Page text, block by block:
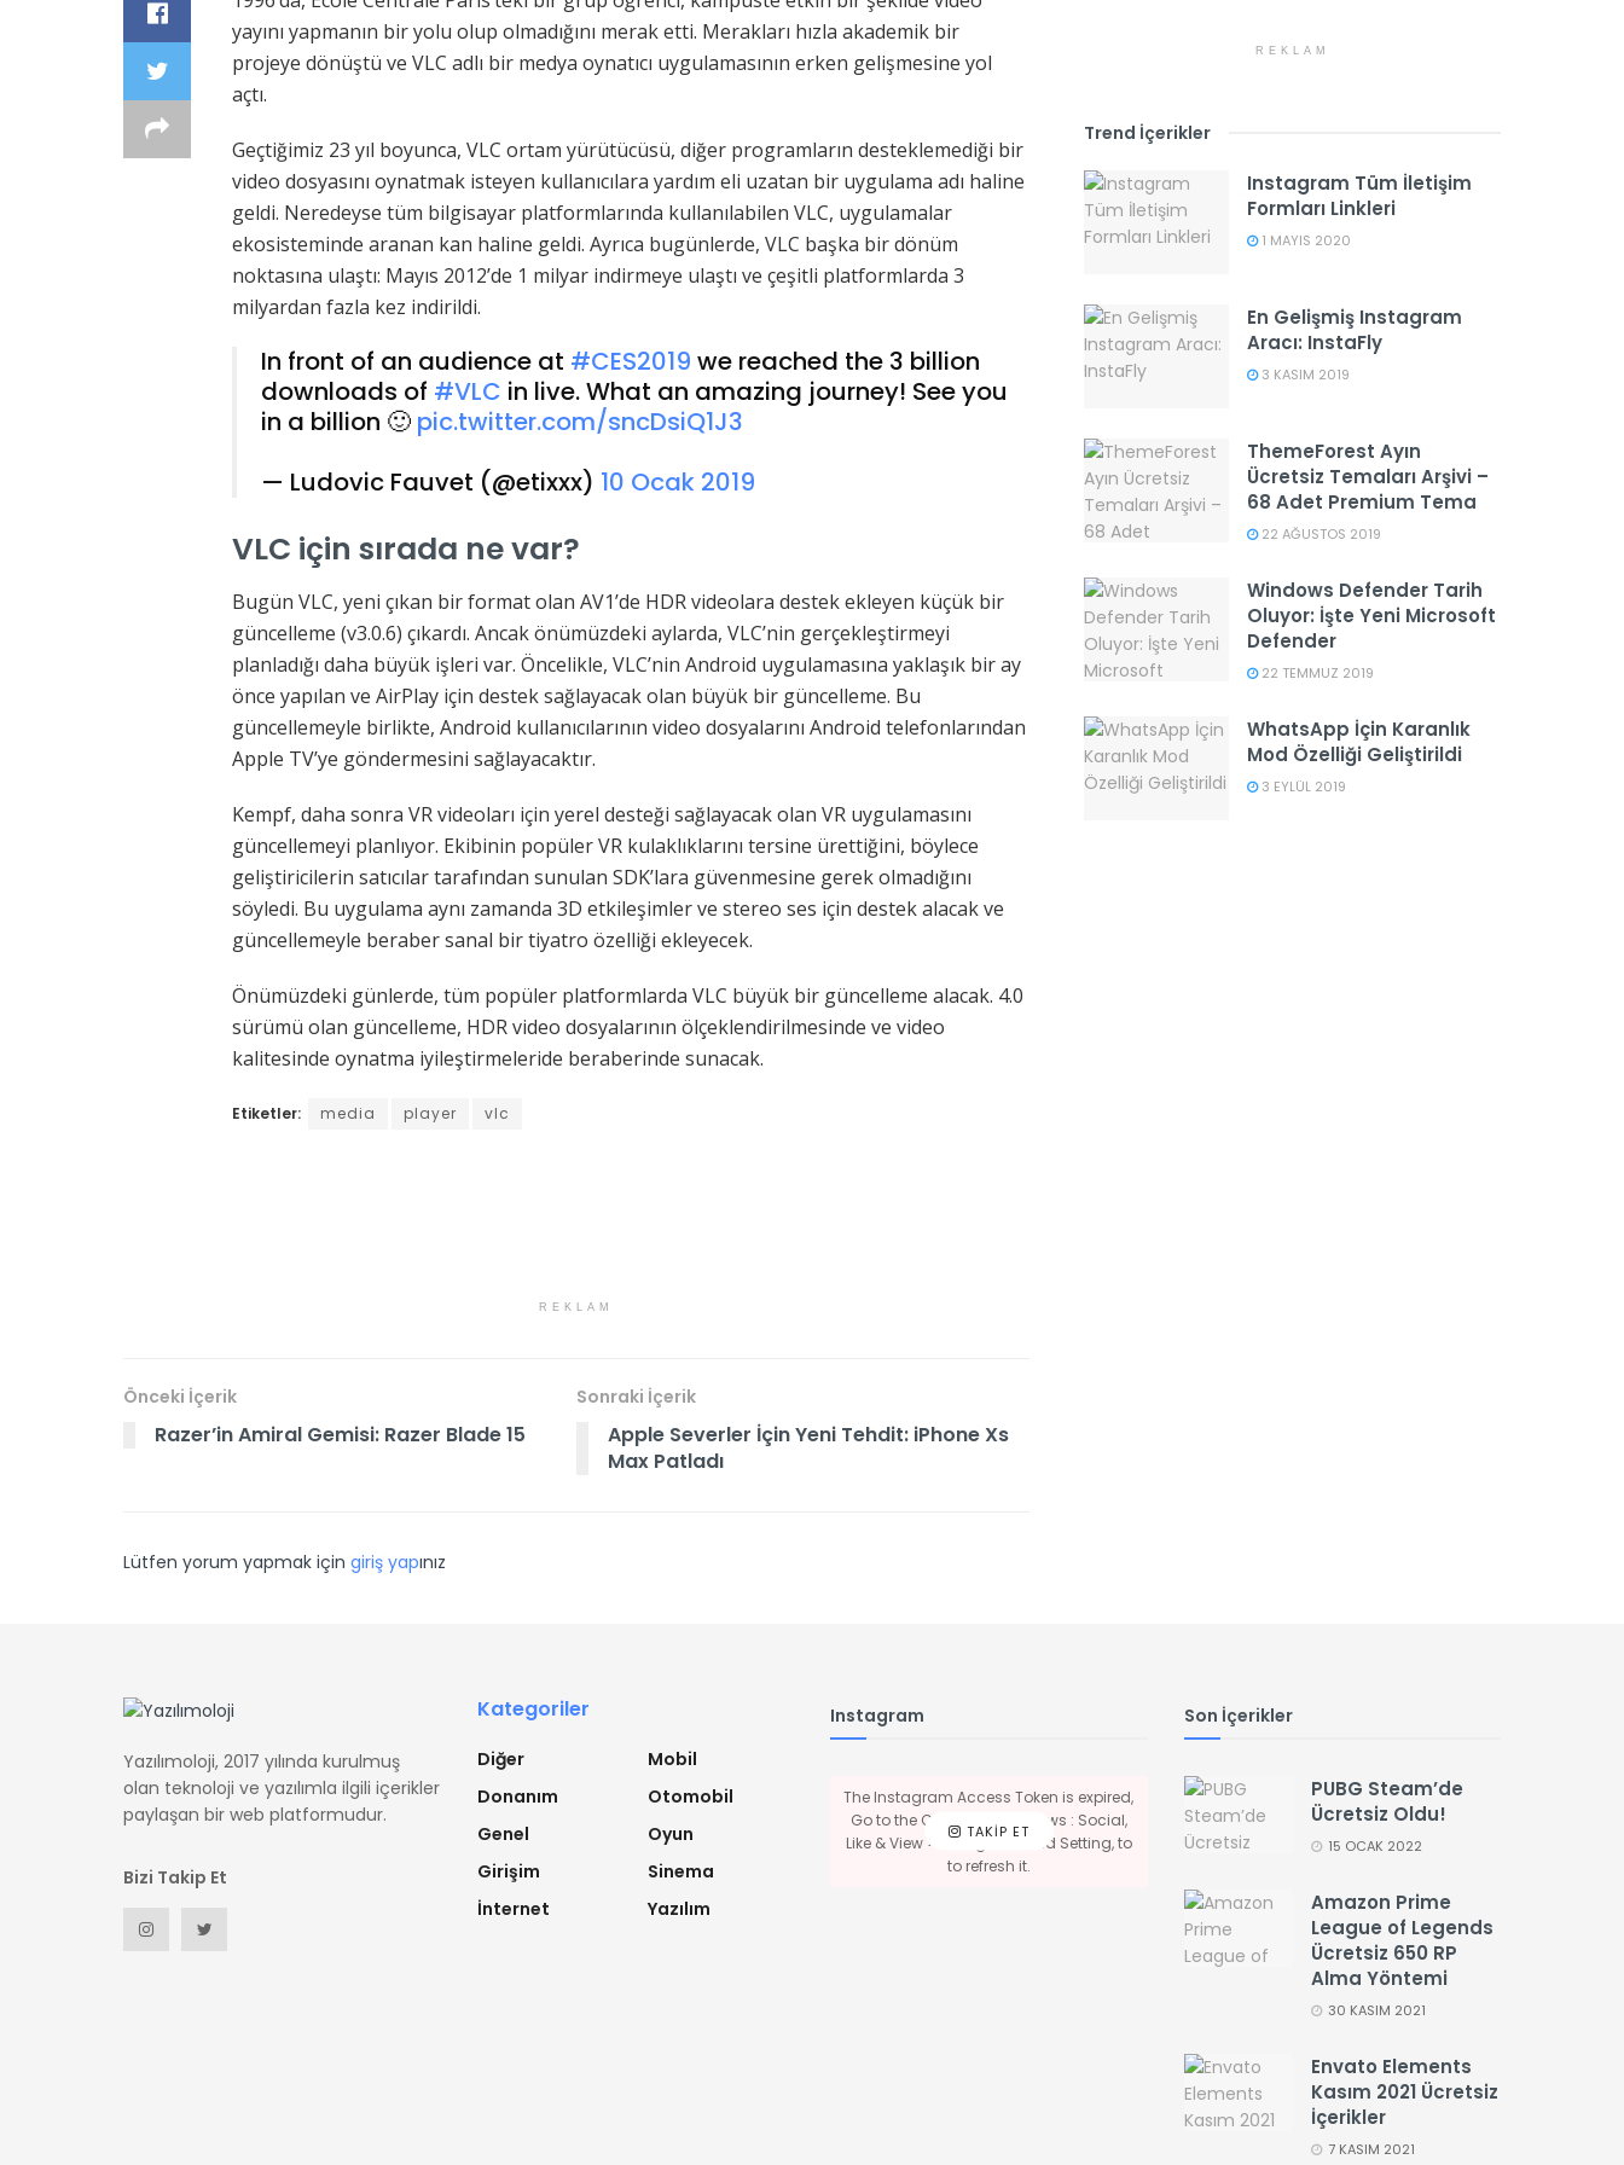
yayını yapmanın bir yolu olup olmadığını merak etti. Merakları hızla akademik bir
projeye dönüştü ve VLC adlı bir medya oynatıcı uygulamasının erken gelişmesine yol
açtı.
Geçtiğimiz 23 yıl boyunca, VLC ortam yürütücüsü, diğer programların desteklemediği bir
video dosyasını oynatmak isteyen kullanıcılara yardım eli uzatan bir uygulama adı haline
geldi. Neredeyse tüm bilgisayar platformlarında kullanılabilen VLC, uygulamalar
ekosisteminde aranan kan haline geldi. Ayrıca bugünlerde, VLC başka bir dönüm
noktasına ulaştı: Mayıs 2012’de 1 milyar indirmeye ulaştı ve çeşitli platformlarda 3
milyardan fazla kez indirildi.
In front of an audience at #CES2019 we reached the 3 billion
downloads of #VLC in live. What an amazing journey! See you
in a billion 🙂 pic.twitter.com/sncDsiQ1J3
— Ludovic Fauvet (@etixxx) 10 Ocak 2019
VLC için sırada ne var?
Bugün VLC, yeni çıkan bir format olan AV1’de HDR videolara destek ekleyen küçük bir
güncelleme (v3.0.6) çıkardı. Ancak önümüzdeki aylarda, VLC’nin gerçekleştirmeyi
planladığı daha büyük işleri var. Öncelikle, VLC’nin Android uygulamasına yaklaşık bir ay
önce yapılan ve AirPlay için destek sağlayacak olan büyük bir güncelleme. Bu
güncellemeyle birlikte, Android kullanıcılarının video dosyalarını Android telefonlarından
Apple TV’ye göndermesini sağlayacaktır.
Kempf, daha sonra VR videoları için yerel desteği sağlayacak olan VR uygulamasını
güncellemeyi planlıyor. Ekibinin popüler VR kulaklıklarını tersine ürettiğini, böylece
geliştiricilerin satıcılar tarafından sunulan SDK’lara güvenmesine gerek olmadığını
söyledi. Bu uygulama aynı zamanda 3D etkileşimler ve stereo ses için destek alacak ve
güncellemeyle beraber sanal bir tiyatro özelliği ekleyecek.
Önümüzdeki günlerde, tüm popüler platformlarda VLC büyük bir güncelleme alacak. 4.0
sürümü olan güncelleme, HDR video dosyalarının ölçeklendirilmesinde ve video
kalitesinde oynatma iyileştirmeleride beraberinde sunacak.
Etiketler: media player vlc
REKLAM
Önceki İçerik
Razer’in Amiral Gemisi: Razer Blade 15
Sonraki İçerik
Apple Severler İçin Yeni Tehdit: iPhone Xs
Max Patladı
Lütfen yorum yapmak için giriş yapınız
REKLAM
Trend İçerikler
Instagram Tüm İletişim
Formları Linkleri
1 MAYIS 2020
En Gelişmiş Instagram
Aracı: InstaFly
3 KASIM 2019
ThemeForest Ayın
Ücretsiz Temaları Arşivi –
68 Adet Premium Tema
22 AĞUSTOS 2019
Windows Defender Tarih
Oluyor: İşte Yeni Microsoft
Defender
22 TEMMUZ 2019
WhatsApp İçin Karanlık
Mod Özelliği Geliştirildi
3 EYLÜL 2019
Yazılımoloji, 2017 yılında kurulmuş
olan teknoloji ve yazılımla ilgili içerikler
paylaşan bir web platformudur.
Bizi Takip Et
Kategoriler
Diğer
Donanım
Genel
Girişim
İnternet
Mobil
Otomobil
Oyun
Sinema
Yazılım
Instagram
TAKIP ET
The Instagram Access Token is expired,
Go to the Customizer > JNews : Social,
Like & View > Instagram Feed Setting, to
to refresh it.
Son İçerikler
PUBG Steam’de
Ücretsiz Oldu!
15 OCAK 2022
Amazon Prime
League of Legends
Ücretsiz 650 RP
Alma Yöntemi
30 KASIM 2021
Envato Elements
Kasım 2021 Ücretsiz
İçerikler
7 KASIM 2021